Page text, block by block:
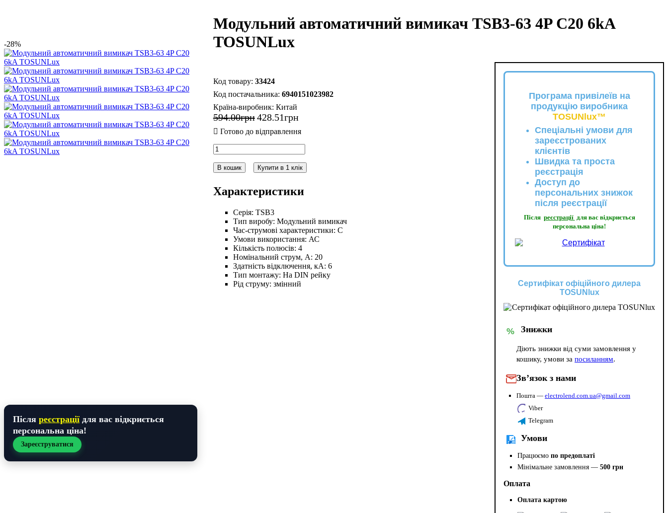
-28%
Після реєстрації для вас відкриється
персональна ціна!
Зареєструватися
Модульний автоматичний вимикач TSB3-63 4P C20 6kA
TOSUNLux
33424
6940151023982
Країна-виробник: Китай
594.00грн428.51грн
В кошик Купити в 1 клік
Характеристики
Серія: TSB3
Тип виробу: Модульний вимикач
Час-струмові характеристики: C
Умови використання: АС
Кількість полюсів: 4
Номінальний струм, А: 20
Здатність відключення, кА: 6
Тип монтажу: На DIN рейку
Рід струму: змінний
Програма привілеїв на
продукцію виробника
TOSUNlux™
Спеціальні умови для
зареєстрованих
клієнтів
Швидка та проста
реєстрація
Доступ до
персональних знижок
після реєстрації
Після реєстрації для вас відкриється
персональна ціна!
Сертифікат офіційного дилера
TOSUNlux
% Знижки
Діють знижки від суми замовлення у
кошику, умови запосиланням.
Зв’язок з нами
Пошта —electrolend.com.ua@gmail.com
Viber
Telegram
Умови
Працюємопо предоплаті
Мінімальне замовлення —500 грн
Оплата
Оплата картою